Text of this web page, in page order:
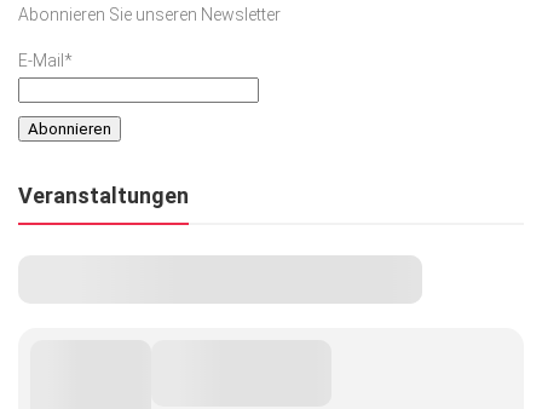
Lifestyle
Ausflug & Reise
SACHSEN IN PARIS
Abonnieren Sie unseren Newsletter
E-Mail*
Veranstaltungen